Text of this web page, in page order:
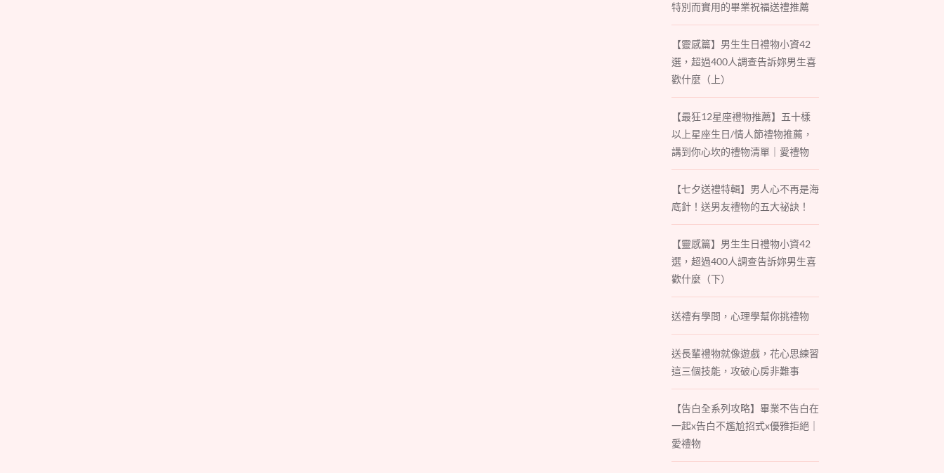
特別而實用的畢業祝福送禮推薦
【靈感篇】男生生日禮物小資42
選，超過400人調查告訴妳男生喜
歡什麼（上）
【最狂12星座禮物推薦】五十樣
以上星座生日/情人節禮物推薦，
講到你心坎的禮物清單｜愛禮物
【七夕送禮特輯】男人心不再是海
底針！送男友禮物的五大祕訣！
【靈感篇】男生生日禮物小資42
選，超過400人調查告訴妳男生喜
歡什麼（下）
送禮有學問，心理學幫你挑禮物
送長輩禮物就像遊戲，花心思練習
這三個技能，攻破心房非難事
【告白全系列攻略】畢業不告白在
一起x告白不尷尬招式x優雅拒絕｜
愛禮物